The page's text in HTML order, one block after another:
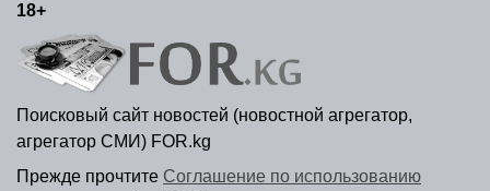
18+
Поисковый сайт новостей (новостной агрегатор,
агрегатор СМИ) FOR.kg
Прежде прочтите Соглашение по использованию